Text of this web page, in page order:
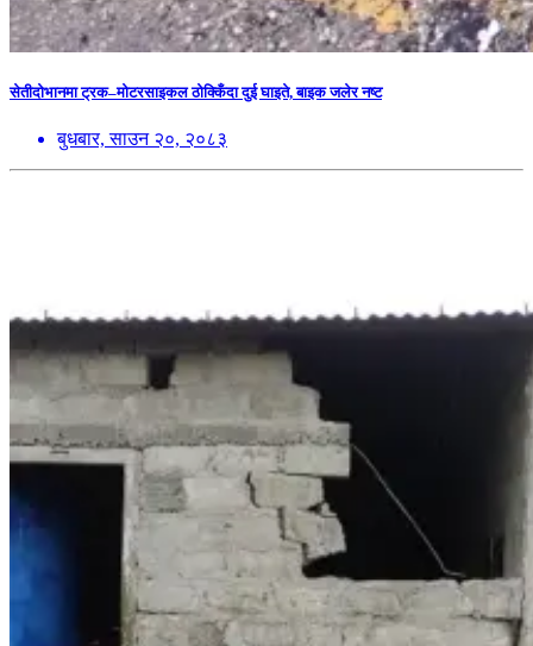
सेतीदोभानमा ट्रक–मोटरसाइकल ठोक्किँदा दुई घाइते, बाइक जलेर नष्ट
बुधबार, साउन २०, २०८३